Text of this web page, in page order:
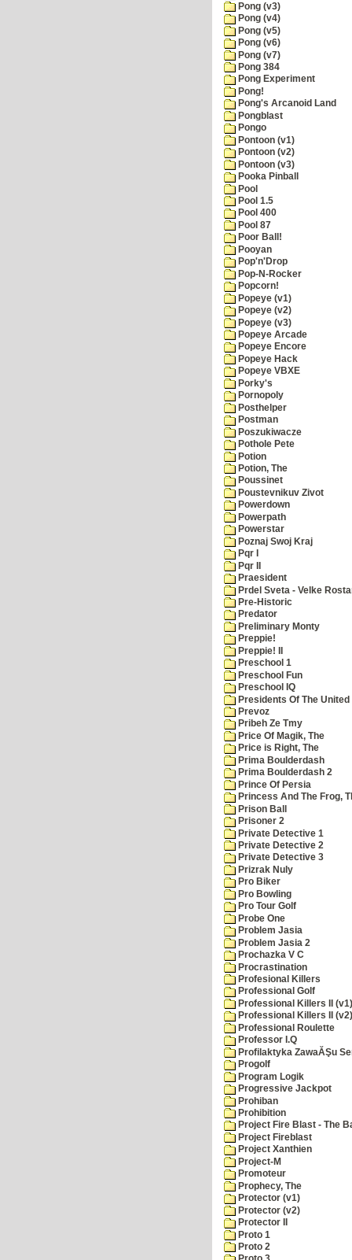
Pong (v3)
Pong (v4)
Pong (v5)
Pong (v6)
Pong (v7)
Pong 384
Pong Experiment
Pong!
Pong's Arcanoid Land
Pongblast
Pongo
Pontoon (v1)
Pontoon (v2)
Pontoon (v3)
Pooka Pinball
Pool
Pool 1.5
Pool 400
Pool 87
Poor Ball!
Pooyan
Pop'n'Drop
Pop-N-Rocker
Popcorn!
Popeye (v1)
Popeye (v2)
Popeye (v3)
Popeye Arcade
Popeye Encore
Popeye Hack
Popeye VBXE
Porky's
Pornopoly
Posthelper
Postman
Poszukiwacze
Pothole Pete
Potion
Potion, The
Poussinet
Poustevnikuv Zivot
Powerdown
Powerpath
Powerstar
Poznaj Swoj Kraj
Pqr I
Pqr II
Praesident
Prdel Sveta - Velke
Pre-Historic
Predator
Preliminary Monty
Preppie!
Preppie! II
Preschool 1
Preschool Fun
Preschool IQ
Presidents Of The
Prevoz
Pribeh Ze Tmy
Price Of Magik, The
Price is Right, The
Prima Boulderdash
Prima Boulderdash 2
Prince Of Persia
Princess And The Frog,
Prison Ball
Prisoner 2
Private Detective 1
Private Detective 2
Private Detective 3
Prizrak Nuly
Pro Biker
Pro Bowling
Pro Tour Golf
Probe One
Problem Jasia
Problem Jasia 2
Prochazka V C
Procrastination
Profesional Killers
Professional Golf
Professional Killers II (v1)
Professional Killers II (v2)
Professional Roulette
Professor I.Q
Profilaktyka ZawaĂŞu
Progolf
Program Logik
Progressive Jackpot
Prohiban
Prohibition
Project Fire Blast - The
Project Fireblast
Project Xanthien
Project-M
Promoteur
Prophecy, The
Protector (v1)
Protector (v2)
Protector II
Proto 1
Proto 2